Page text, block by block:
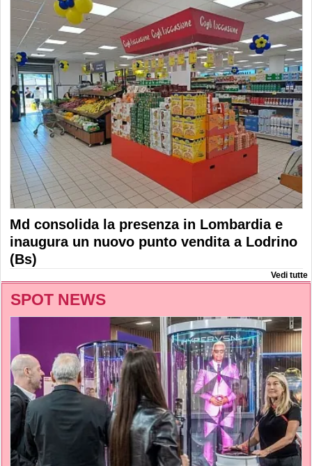
Md consolida la presenza in Lombardia e
inaugura un nuovo punto vendita a Lodrino
(Bs)
Vedi tutte
SPOT NEWS